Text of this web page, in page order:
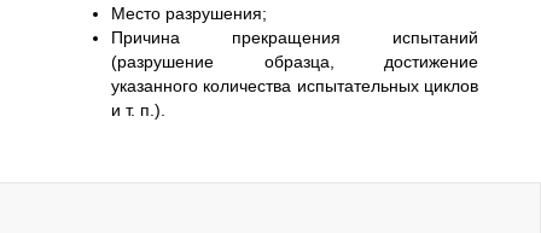
Место разрушения;
Причина прекращения испытаний
(разрушение образца, достижение
указанного количества испытательных циклов
и т. п.).